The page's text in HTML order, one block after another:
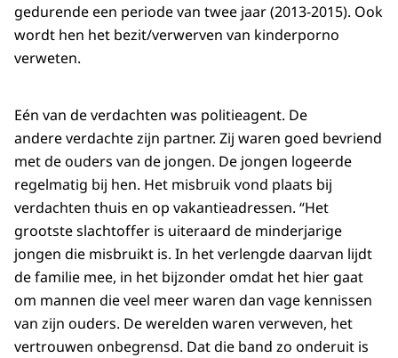
gedurende een periode van twee jaar (2013-2015). Ook
wordt hen het bezit/verwerven van kinderporno
verweten.
Eén van de verdachten was politieagent. De
andere verdachte zijn partner. Zij waren goed bevriend
met de ouders van de jongen. De jongen logeerde
regelmatig bij hen. Het misbruik vond plaats bij
verdachten thuis en op vakantieadressen. “Het
grootste slachtoffer is uiteraard de minderjarige
jongen die misbruikt is. In het verlengde daarvan lijdt
de familie mee, in het bijzonder omdat het hier gaat
om mannen die veel meer waren dan vage kennissen
van zijn ouders. De werelden waren verweven, het
vertrouwen onbegrensd. Dat die band zo onderuit is